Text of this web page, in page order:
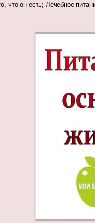
что он есть; Лечебное